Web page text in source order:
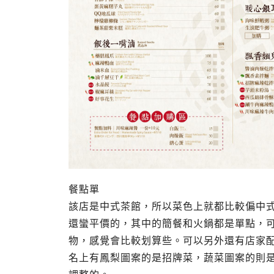
餐點單
該店是中式茶館，所以菜色上就都比較偏中
還蠻平價的，其中的簡餐和火鍋都是單點，
物，感覺會比較划算些。可以另外還有店家
名上有鳳梨圖案的是招牌菜，蔬菜圖案的則